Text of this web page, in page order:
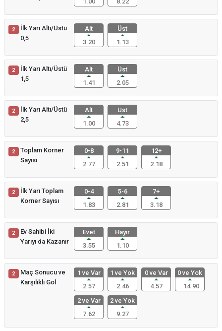
2
İlk Yarı Altı/Üstü
0,5
Alt
3.20
Üst
1.13
2
İlk Yarı Altı/Üstü
1,5
Alt
1.41
Üst
2.05
2
İlk Yarı Altı/Üstü
2,5
Alt
1.00
Üst
4.73
2
Toplam Korner
Sayısı
0-8
2.77
9-11
2.51
12+
2.18
2
İlk Yarı Toplam
Korner Sayısı
0-4
1.83
5-6
2.81
7+
3.18
2
Ev Sahibi İki
Yarıyı da Kazanır
Evet
3.55
Hayır
1.10
2
Maç Sonucu ve
Karşılıklı Gol
1 ve Var
2.57
1 ve Yok
2.46
0 ve Var
4.57
0 ve Yok
14.90
2 ve Var
7.62
2 ve Yok
9.27